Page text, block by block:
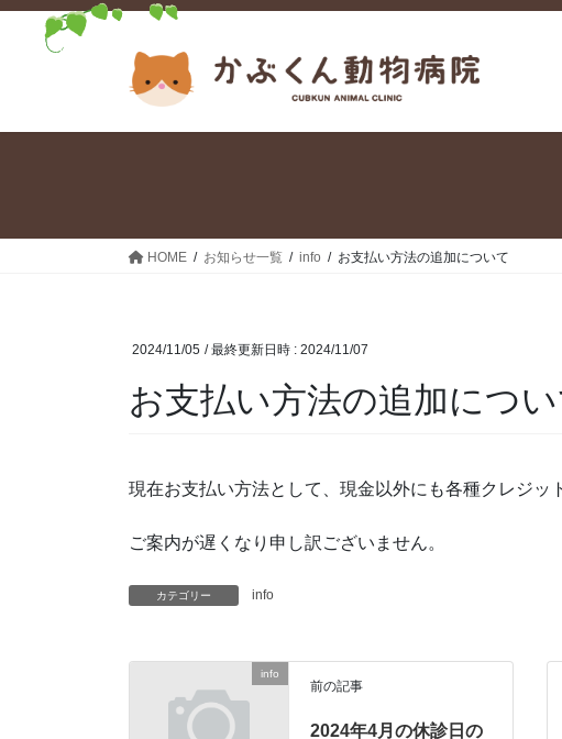
コ
ナ
HOME お知らせ一覧 info お支払い方法の追加について
2024/11/05 / 最終更新日時 : 2024/11/07
お支払い方法の追加につい
現在お支払い方法として、現金以外にも各種クレジッ
ご案内が遅くなり申し訳ございません。
カテゴリー info
info
前の記事
2024年4月の休診日の